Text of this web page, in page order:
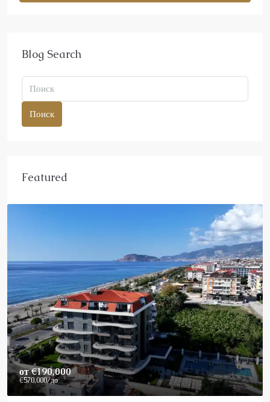
Blog Search
Поиск
Featured
Price On Request